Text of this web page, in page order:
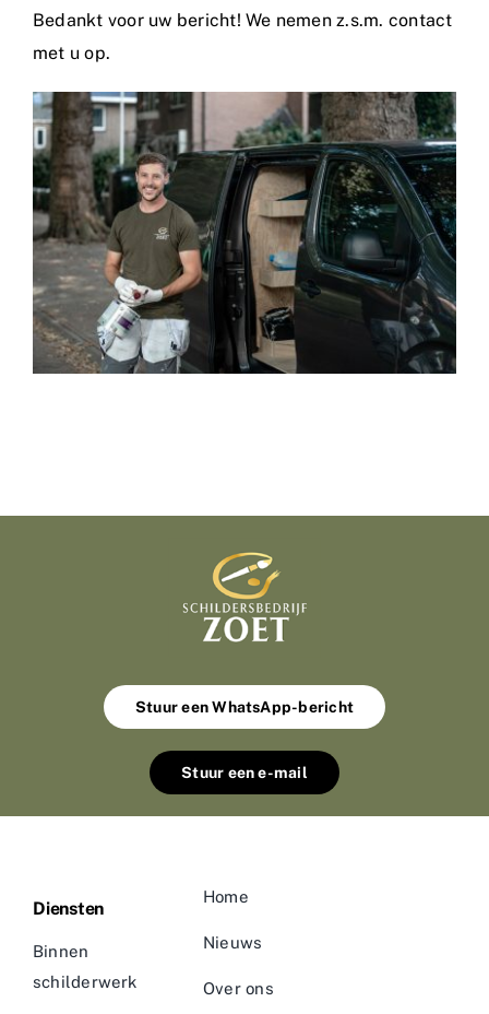
Bedankt voor uw bericht! We nemen z.s.m. contact
met u op.
Stuur een WhatsApp-bericht
Stuur een e-mail
Diensten
Binnen
schilderwerk
Home
Nieuws
Over ons